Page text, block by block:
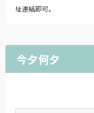
址連結即可。
今夕何夕